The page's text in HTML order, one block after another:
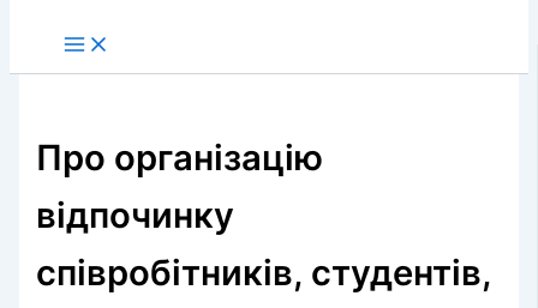
Про організацію
відпочинку
співробітників, студентів,